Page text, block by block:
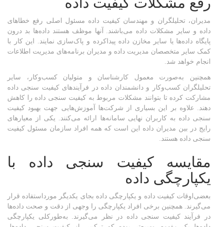
مدیران، تحلیلگران و مهندسان کیفیت داده مسئول اصلی رفع خطاهای
داده و سایر مشکلات داده می‌باشند. آنها موظف هستند داده‌ها بد درون
پایگاه داده‌ها یا سایر مخازن داده پیداکرده و پاک‌سازی نمایند. این کار با
کمک سایر متخصصان مدیریت داده و مدیران برنامه‌های مدیریت اطلاعات
انجام خواهد شد.
همچنین به‌صورت معمول کارشناسان و متولیان کسب‌وکار، سایر
تحلیلگران کسب‌وکار و دانشمندان داده در فرآیندهای کیفیت سنجی داده
مشارکت کرده تا بتوانند مشکلات مربوط به کیفیت سنجی داده را کاهش
دهند. علاوه بر این بسیاری از شرکت‌ها آموزش‌هایی جهت بهبود کیفیت
سنجی داده به کاربران نهایی سامانه‌‌ها ارائه می‌کنند. یکی از معیارهای
رایج در بین مدیران داده این است که همه افراد سازمان مسئول کیفیت
سنجی داده هستند.
مقایسه کیفیت سنجی داده با
یکپارچگی داده
بعضی‌اوقات کیفیت داده و یکپارچگی داده بجای یکدیگر مورداستفاده قرار
می‌گیرند. همچنین برخی افراد یکپارچگی را وجهی از دقت و صحت داده‌ها
در فرآیند کیفیت سنجی داده در نظر می‌گیرند. به‌طورکلی یکپارچگی